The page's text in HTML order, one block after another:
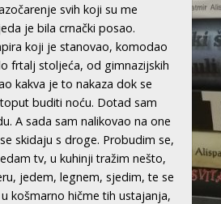
svih koji su me
je bila crnački posao.
koji je stanovao, komodao
frtalj stoljeća, od gimnazijskih
kakva je to nakaza dok se
buditi noću. Dotad sam
A sada sam nalikovao na one
skidaju s droge. Probudim se,
tv, u kuhinji tražim nešto,
jedem, legnem, sjedim, te se
košmarno hičme tih ustajanja,